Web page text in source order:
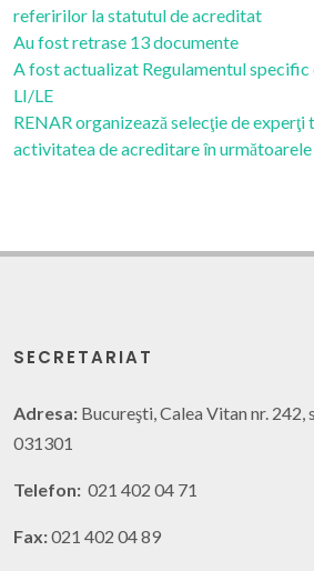
referirilor la statutul de acreditat
Au fost retrase 13 documente
A fost actualizat Regulamentul specific
LI/LE
RENAR organizează selecţie de experţi
activitatea de acreditare în
SECRETARIAT
Adresa: Bucureşti, Calea Vitan nr. 242,
031301
Telefon: 021 402 04 71
Fax:021 402 04 89